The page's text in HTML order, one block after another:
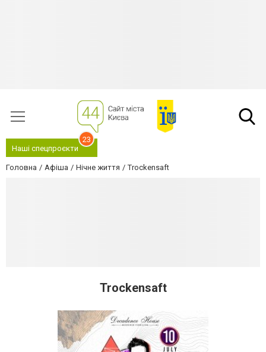
Наші спецпроєкти
23
Головна Афіша Нічне життя Trockensaft
Trockensaft